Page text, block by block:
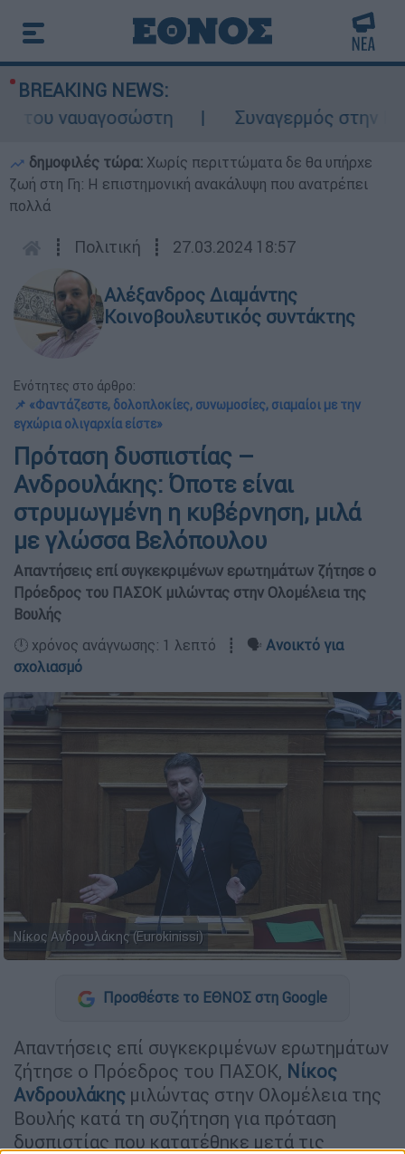
BREAKING NEWS:
ναυαγοσώστη
Συναγερμός στην
δημοφιλές τώρα: Χωρίς περιττώματα δε θα υπήρχε
ζωή στη Γη: Η επιστημονική ανακάλυψη που ανατρέπει
πολλά
┋ Πολιτική ┋ 27.03.2024 18:57
Αλέξανδρος Διαμάντης
Κοινοβουλευτικός συντάκτης
Ενότητες στο άρθρο:
📌 «Φαντάζεστε, δολοπλοκίες, συνωμοσίες, σιαμαίοι με την
εγχώρια ολιγαρχία είστε»
Πρόταση δυσπιστίας –
Ανδρουλάκης: Όποτε είναι
στρυμωγμένη η κυβέρνηση, μιλά
με γλώσσα Βελόπουλου
Απαντήσεις επί συγκεκριμένων ερωτημάτων ζήτησε ο
Πρόεδρος του ΠΑΣΟΚ μιλώντας στην Ολομέλεια της
Βουλής
🕛 χρόνος ανάγνωσης: 1 λεπτό ┋ 🗣️ Ανοικτό για
σχολιασμό
Νίκος Ανδρουλάκης (Eurokinissi)
Προσθέστε το ΕΘΝΟΣ στη Google
Απαντήσεις επί συγκεκριμένων ερωτημάτων
ζήτησε ο Πρόεδρος του ΠΑΣΟΚ, Νίκος
Ανδρουλάκης μιλώντας στην Ολομέλεια της
Βουλής κατά τη συζήτηση για πρόταση
δυσπιστίας που κατατέθηκε μετά τις